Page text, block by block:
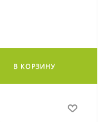
В КОРЗИНУ